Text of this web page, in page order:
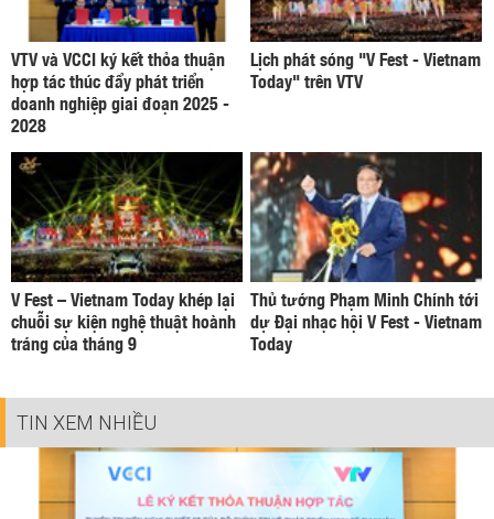
VTV và VCCI ký kết thỏa thuận
hợp tác thúc đẩy phát triển
doanh nghiệp giai đoạn 2025 -
2028
Lịch phát sóng "V Fest - Vietnam
Today" trên VTV
V Fest – Vietnam Today khép lại
chuỗi sự kiện nghệ thuật hoành
tráng của tháng 9
Thủ tướng Phạm Minh Chính tới
dự Đại nhạc hội V Fest - Vietnam
Today
TIN XEM NHIỀU